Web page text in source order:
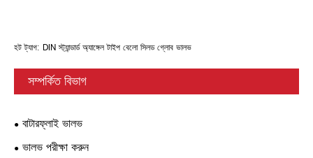
হট ট্যাগ: DIN স্ট্যান্ডার্ড অ্যাঙ্গেল টাইপ বেলো সিলড গ্লোব ভালভ
সম্পর্কিত বিভাগ
বাটারফ্লাই ভালভ
ভালভ পরীক্ষা করুন